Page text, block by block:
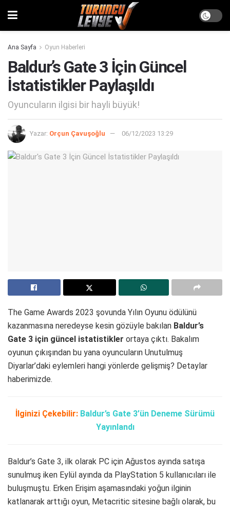
Ana Sayfa Oyun Haberleri
Baldur’s Gate 3 İçin Güncel
İstatistikler Paylaşıldı
Oyuncuların ilgisi bir hayli büyük!
Yazar: Orçun Çavuşoğlu 06/12/2023 13:29
The Game Awards 2023 şovunda Yılın Oyunu ödülünü
kazanmasına neredeyse kesin gözüyle bakılan Baldur’s
Gate 3 için güncel istatistikler ortaya çıktı. Bakalım
oyunun çıkışından bu yana oyuncuların Unutulmuş
Diyarlar’daki eylemleri hangi yönlerde gelişmiş? Detaylar
haberimizde.
İlginizi Çekebilir: Baldur’s Gate 3’ün Deneme Sürümü
Yayınlandı
Baldur’s Gate 3, ilk olarak PC için Ağustos ayında satışa
sunulmuş iken Eylül ayında da PlayStation 5 kullanıcıları ile
buluşmuştu. Erken Erişim aşamasındaki yoğun ilginin
katlanarak arttığı oyun, Metacritic sitesine bağlı olarak, bu